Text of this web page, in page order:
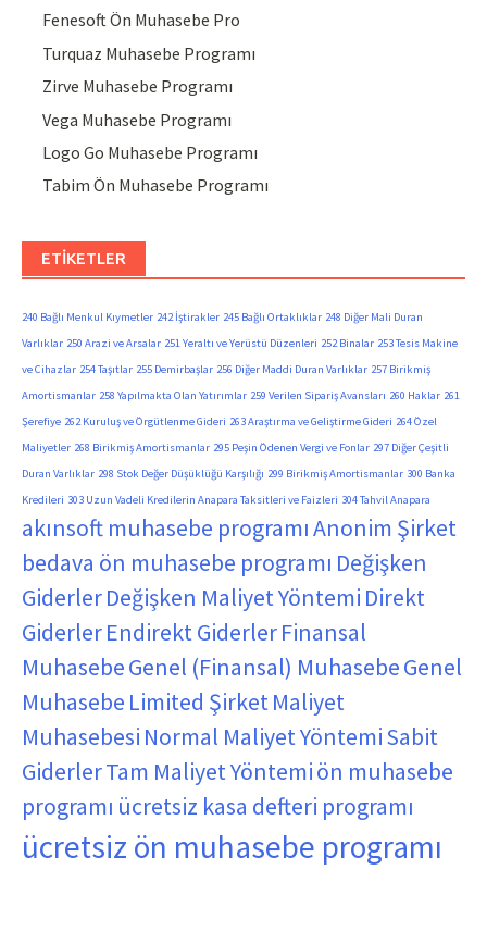
Fenesoft Ön Muhasebe Pro
Turquaz Muhasebe Programı
Zirve Muhasebe Programı
Vega Muhasebe Programı
Logo Go Muhasebe Programı
Tabim Ön Muhasebe Programı
ETIKETLER
240 Bağlı Menkul Kıymetler 242 İştirakler 245 Bağlı Ortaklıklar 248 Diğer Mali Duran
Varlıklar 250 Arazi ve Arsalar 251 Yeraltı ve Yerüstü Düzenleri 252 Binalar 253 Tesis Makine
ve Cihazlar 254 Taşıtlar 255 Demirbaşlar 256 Diğer Maddi Duran Varlıklar 257 Birikmiş
Amortismanlar 258 Yapılmakta Olan Yatırımlar 259 Verilen Sipariş Avansları 260 Haklar 261
Şerefiye 262 Kuruluş ve Örgütlenme Gideri 263 Araştırma ve Geliştirme Gideri 264 Özel
Maliyetler 268 Birikmiş Amortismanlar 295 Peşin Ödenen Vergi ve Fonlar 297 Diğer Çeşitli
Duran Varlıklar 298 Stok Değer Düşüklüğü Karşılığı 299 Birikmiş Amortismanlar 300 Banka
Kredileri 303 Uzun Vadeli Kredilerin Anapara Taksitleri ve Faizleri 304 Tahvil Anapara
akınsoft muhasebe programıAnonim Şirket
bedava ön muhasebe programı Değişken
GiderlerDeğişken Maliyet Yöntemi Direkt
GiderlerEndirekt GiderlerFinansal
MuhasebeGenel (Finansal) MuhasebeGenel
Muhasebe Limited ŞirketMaliyet
Muhasebesi Normal Maliyet YöntemiSabit
GiderlerTam Maliyet Yöntemiön muhasebe
programı ücretsiz kasa defteri programı
ücretsiz ön muhasebe programı